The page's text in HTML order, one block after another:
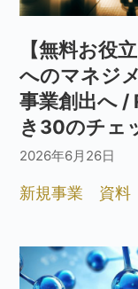
【無料お役
へのマネジ
事業創出へ /
き30のチェ
2026年6月26日
新規事業 資料